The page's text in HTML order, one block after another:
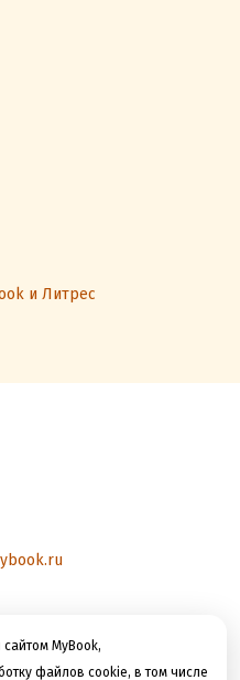
MyBook,
файлов cookie, в том числе
и Литрес